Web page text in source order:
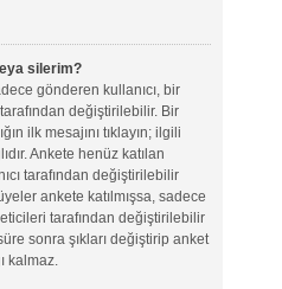
silerim?
gönderen kullanıcı, bir
değiştirilebilir. Bir
ilk mesajını tıklayın; ilgili
Ankete henüz katılan
tarafından değiştirilebilir
ankete katılmışsa, sadece
tarafından değiştirilebilir
sonra şıkları değiştirip anket
kalmaz.